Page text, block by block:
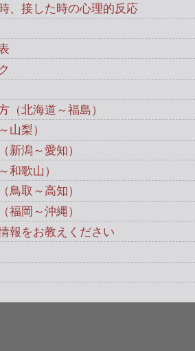
、接した時の心理的反応
北海道～福島）
山梨）
潟～愛知）
和歌山）
取～高知）
岡～沖縄）
報をお教えください